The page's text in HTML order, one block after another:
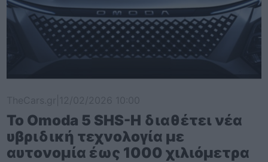
Το Omoda 5 SHS-H διαθέτει νέα
υβριδική τεχνολογία με
αυτονομία έως 1000 χιλιόμετρα